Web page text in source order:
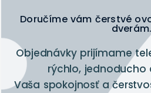
Doručíme vám čerstvé
dverám.
Objednávky prijímame
rýchlo, jednoducho
Vaša spokojnosť a